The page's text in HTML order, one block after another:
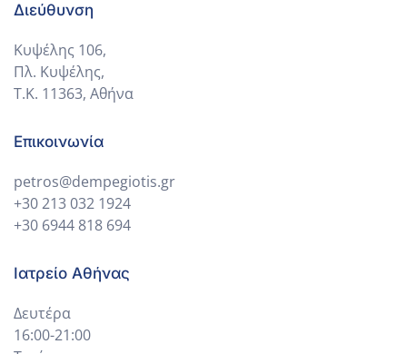
Διεύθυνση
Κυψέλης 106,
Πλ. Κυψέλης,
Τ.Κ. 11363, Αθήνα
Επικοινωνία
petros@dempegiotis.gr
+30 213 032 1924
+30 6944 818 694
Ιατρείο Αθήνας
Δευτέρα
16:00-21:00